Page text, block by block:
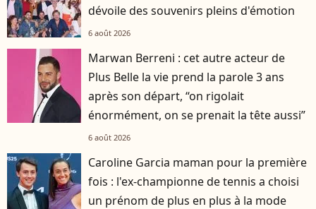
dévoile des souvenirs pleins d'émotion
6 août 2026
Marwan Berreni : cet autre acteur de
Plus Belle la vie prend la parole 3 ans
après son départ, “on rigolait
énormément, on se prenait la tête aussi”
6 août 2026
Caroline Garcia maman pour la première
fois : l'ex-championne de tennis a choisi
un prénom de plus en plus à la mode